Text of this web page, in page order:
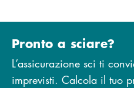
Pronto a sciare?
L’assicurazione sci ti
imprevisti. Calcola il tuo